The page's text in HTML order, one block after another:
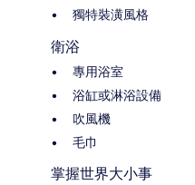
獨特裝潢風格
衛浴
專用浴室
浴缸或淋浴設備
吹風機
毛巾
掌握世界大小事